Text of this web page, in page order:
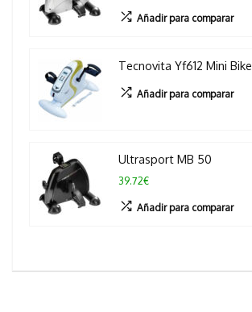
Añadir para comparar
Tecnovita Yf612 Mini Bike
Añadir para comparar
Ultrasport MB 50
39.72€
Añadir para comparar